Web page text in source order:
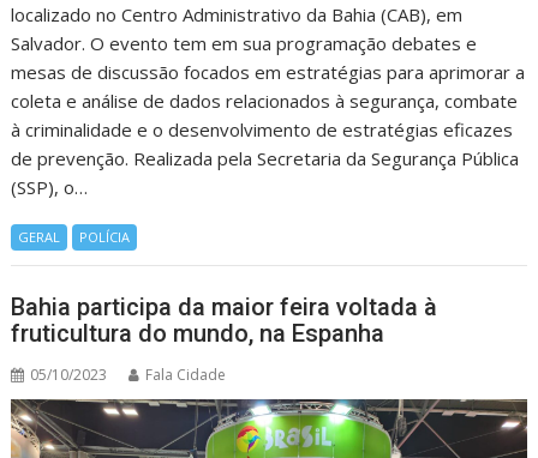
localizado no Centro Administrativo da Bahia (CAB), em
Salvador. O evento tem em sua programação debates e
mesas de discussão focados em estratégias para aprimorar a
coleta e análise de dados relacionados à segurança, combate
à criminalidade e o desenvolvimento de estratégias eficazes
de prevenção. Realizada pela Secretaria da Segurança Pública
(SSP), o…
GERAL POLÍCIA
Bahia participa da maior feira voltada à
fruticultura do mundo, na Espanha
05/10/2023 Fala Cidade